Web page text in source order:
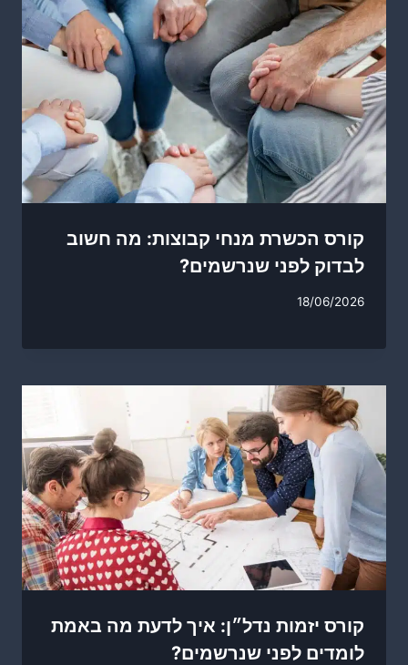
קורס הכשרת מנחי קבוצות: מה חשוב
לבדוק לפני שנרשמים?
18/06/2026
קורס יזמות נדל״ן: איך לדעת מה באמת
לומדים לפני שנרשמים?